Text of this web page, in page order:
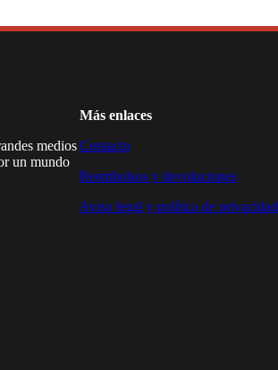
medios
un mundo
Más enlaces
Contacto
Reembolsos y devoluciones
Aviso legal y política de privacidad